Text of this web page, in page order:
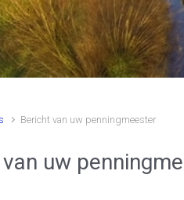
Bericht van uw penningmeester
uw